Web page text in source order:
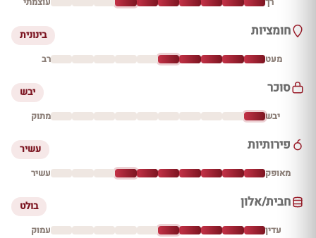
חומציות בינונית
מעט רב
סוכר יבש
יבש מתוק
פירותיות עשיר
מאופק עשיר
חבית/אלון בולט
עדין עמוק